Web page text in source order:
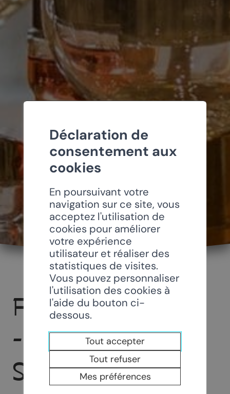
F.C. CHAMOSON
- BUVETTE DU
STADE
Déclaration de
consentement aux
cookies
En poursuivant votre
navigation sur ce site, vous
acceptez l'utilisation de
cookies pour améliorer
votre expérience
utilisateur et réaliser des
statistiques de visites.
Vous pouvez personnaliser
l'utilisation des cookies à
l'aide du bouton ci-
dessous.
Tout accepter
Tout refuser
Mes préférences